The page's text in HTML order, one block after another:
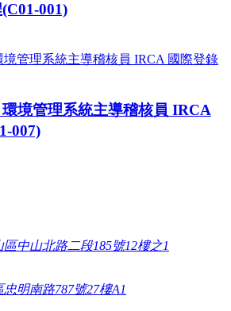
001)
環境管理系統主導稽核員 IRCA
007)
中山北路二段185號12樓之1
明南路787號27樓A1